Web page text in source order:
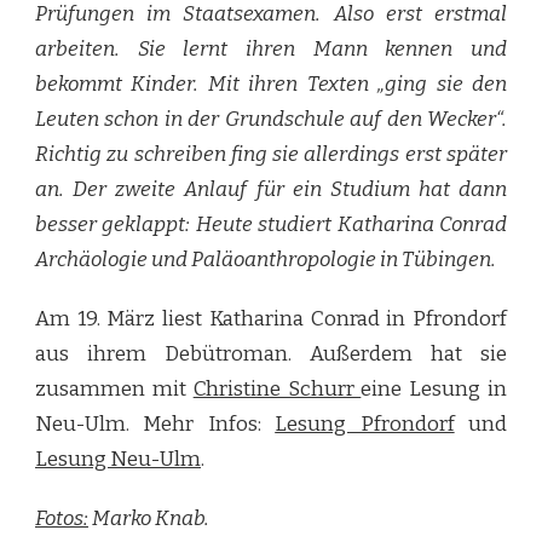
Prüfungen im Staatsexamen. Also erst erstmal
arbeiten. Sie lernt ihren Mann kennen und
bekommt Kinder. Mit ihren Texten „ging sie den
Leuten schon in der Grundschule auf den Wecker“.
Richtig zu schreiben fing sie allerdings erst später
an. Der zweite Anlauf für ein Studium hat dann
besser geklappt: Heute studiert Katharina Conrad
Archäologie und Paläoanthropologie in Tübingen.
Am 19. März liest Katharina Conrad in Pfrondorf
aus ihrem Debütroman. Außerdem hat sie
zusammen mit Christine Schurreine Lesung in
Neu-Ulm. Mehr Infos: Lesung Pfrondorfund
Lesung Neu-Ulm.
Fotos:Marko Knab.